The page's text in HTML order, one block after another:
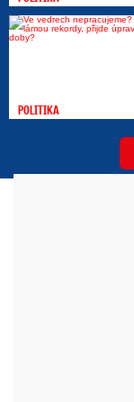
POLITIKA